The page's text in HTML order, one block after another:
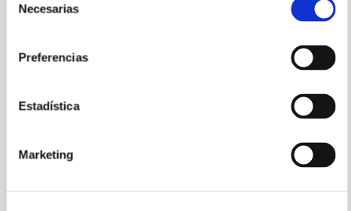
Necesarias
Preferencias
Estadística
Marketing